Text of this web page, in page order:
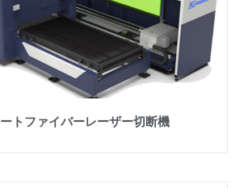
トファイバーレーザー切断機